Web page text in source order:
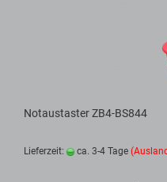
Notaustaster ZB4-BS844
Lieferzeit: ca. 3-4 Tage